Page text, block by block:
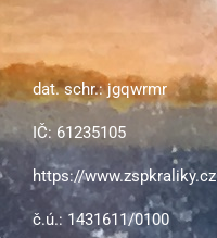
dat. schr.: jgqwrmr
IČ: 61235105
https://www.zspkraliky.cz
č.ú.: 1431611/0100